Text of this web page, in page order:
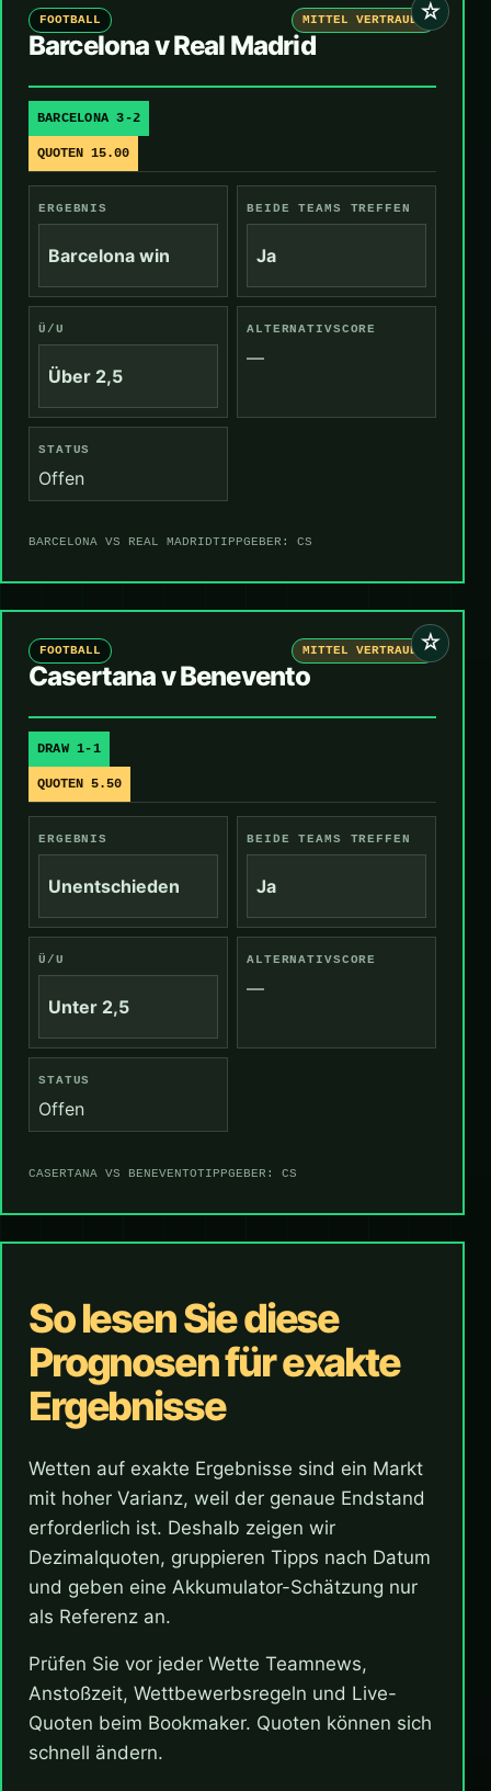
☆
FOOTBALL MITTEL VERTRAUEN
Barcelona v Real Madrid
BARCELONA 3-2
QUOTEN 15.00
ERGEBNIS
Barcelona win
BEIDE TEAMS TREFFEN
Ja
Ü/U
Über 2,5
ALTERNATIVSCORE
—
STATUS
Offen
BARCELONA VS REAL MADRIDTIPPGEBER: CS
☆
FOOTBALL MITTEL VERTRAUEN
Casertana v Benevento
DRAW 1-1
QUOTEN 5.50
ERGEBNIS
Unentschieden
BEIDE TEAMS TREFFEN
Ja
Ü/U
Unter 2,5
ALTERNATIVSCORE
—
STATUS
Offen
CASERTANA VS BENEVENTOTIPPGEBER: CS
So lesen Sie diese
Prognosen für exakte
Ergebnisse
Wetten auf exakte Ergebnisse sind ein Markt
mit hoher Varianz, weil der genaue Endstand
erforderlich ist. Deshalb zeigen wir
Dezimalquoten, gruppieren Tipps nach Datum
und geben eine Akkumulator-Schätzung nur
als Referenz an.
Prüfen Sie vor jeder Wette Teamnews,
Anstoßzeit, Wettbewerbsregeln und Live-
Quoten beim Bookmaker. Quoten können sich
schnell ändern.